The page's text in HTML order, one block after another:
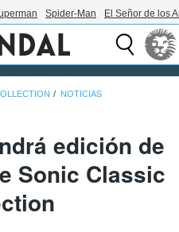
Spider-Man El Señor de los
NOTICIAS
edición de
Sonic Classic